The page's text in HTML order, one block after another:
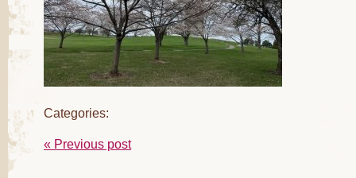
Categories:
« Previous post